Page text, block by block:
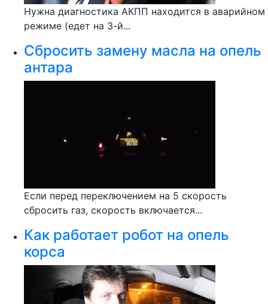
Нужна диагностика АКПП находится в аварийном
режиме (едет на 3-й...
Сбросить замену масла на опель
антара
Если перед переключением на 5 скорость
сбросить газ, скорость включается...
Как работает робот на опель
корса